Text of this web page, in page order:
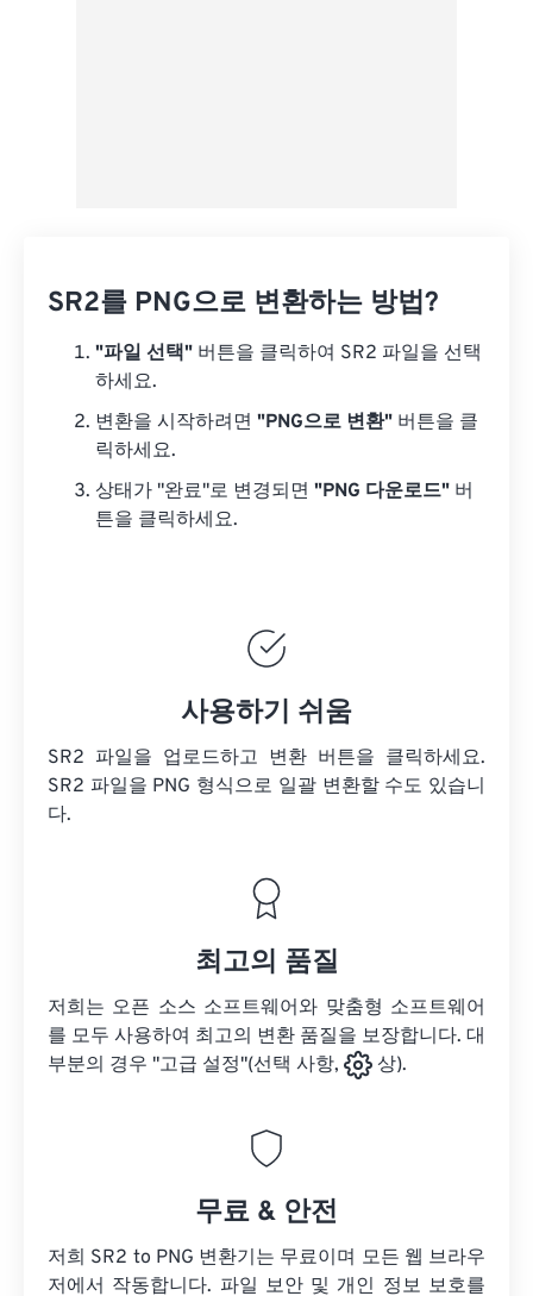
SR2를 PNG으로 변환하는 방법?
"파일 선택" 버튼을 클릭하여 SR2 파일을 선택
하세요.
변환을 시작하려면 "PNG으로 변환" 버튼을 클
릭하세요.
상태가 "완료"로 변경되면 "PNG 다운로드" 버
튼을 클릭하세요.
사용하기 쉬움
SR2 파일을 업로드하고 변환 버튼을 클릭하세요.
SR2 파일을 PNG 형식으로 일괄 변환할 수도 있습니
다.
최고의 품질
저희는 오픈 소스 소프트웨어와 맞춤형 소프트웨어
를 모두 사용하여 최고의 변환 품질을 보장합니다. 대
부분의 경우 "고급 설정"(선택 사항,
상).
무료 & 안전
저희 SR2 to PNG 변환기는 무료이며 모든 웹 브라우
저에서 작동합니다. 파일 보안 및 개인 정보 보호를